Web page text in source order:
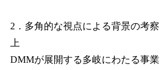
2．多角的な視点による背景の考
上
DMMが展開する多岐にわたる事